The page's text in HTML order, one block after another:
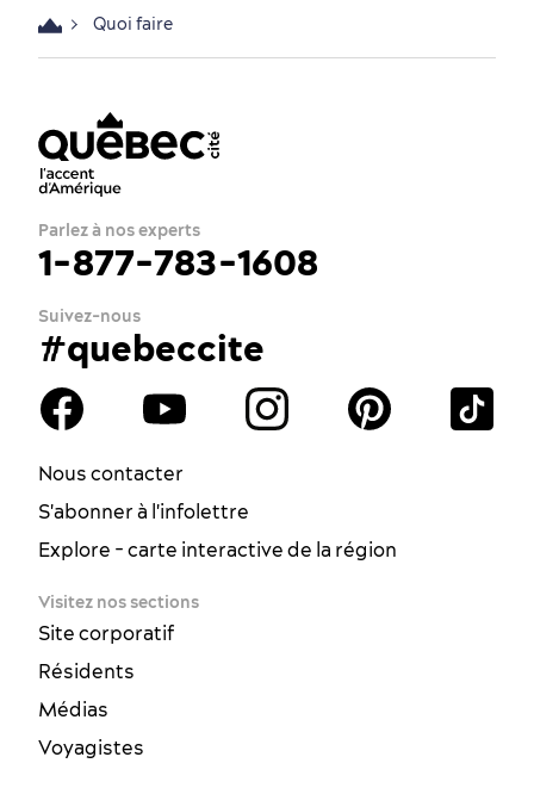
Quoi faire
Parlez à nos experts
1-877-783-1608
Suivez-nous
#quebeccite
Nous contacter
S'abonner à l'infolettre
Explore - carte interactive de la région
Visitez nos sections
Site corporatif
Résidents
Médias
Voyagistes